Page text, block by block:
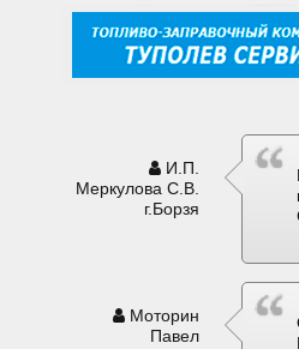
И.П.
Меркулова С.В.
г.Борзя
Моторин
Павел